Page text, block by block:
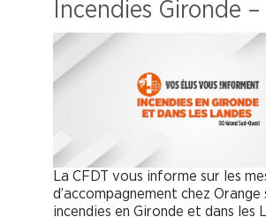
Incendies Gironde
La CFDT vous informe sur les
d’accompagnement chez
incendies en Gironde et dans les